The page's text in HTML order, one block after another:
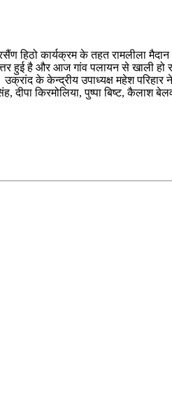
हिठो कार्यक्रम के तहत रामलीला
हुई है और आज गांव पलायन से खाली हो
के केन्द्रीय उपाध्यक्ष महेश
दीपा किरमोलिया, पुष्पा बिष्ट, कैलाश